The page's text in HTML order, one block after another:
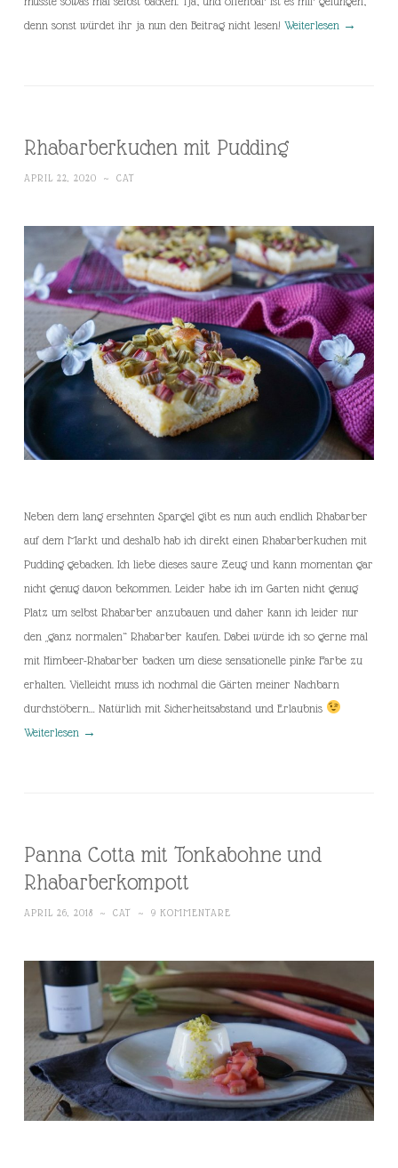
denn sonst würdet ihr ja nun den Beitrag nicht lesen! Weiterlesen →
Rhabarberkuchen mit Pudding
APRIL 22, 2020 ~ CAT
Neben dem lang ersehnten Spargel gibt es nun auch endlich Rhabarber
auf dem Markt und deshalb hab ich direkt einen Rhabarberkuchen mit
Pudding gebacken. Ich liebe dieses saure Zeug und kann momentan gar
nicht genug davon bekommen. Leider habe ich im Garten nicht genug
Platz um selbst Rhabarber anzubauen und daher kann ich leider nur
den „ganz normalen“ Rhabarber kaufen. Dabei würde ich so gerne mal
mit Himbeer-Rhabarber backen um diese sensationelle pinke Farbe zu
erhalten. Vielleicht muss ich nochmal die Gärten meiner Nachbarn
durchstöbern… Natürlich mit Sicherheitsabstand und Erlaubnis
Weiterlesen →
Panna Cotta mit Tonkabohne und
Rhabarberkompott
APRIL 26, 2018 ~ CAT ~ 9 KOMMENTARE